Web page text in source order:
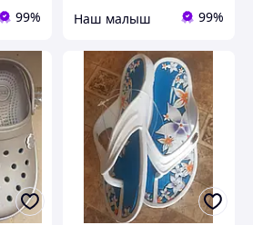
99% ‏Наш малыш 99%